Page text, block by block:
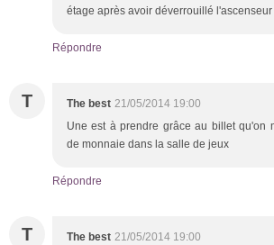
étage après avoir déverrouillé l'ascenseur
Répondre
T The best 21/05/2014 19:00
Une est à prendre grâce au billet qu'on
de monnaie dans la salle de jeux
Répondre
T The best 21/05/2014 19:00